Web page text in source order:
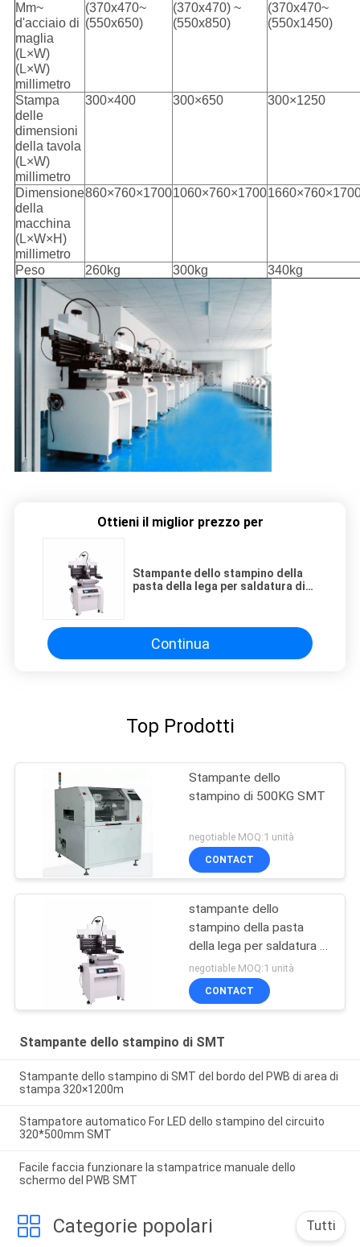
Mm~
d'acciaio di
maglia
(L×W)
(L×W)
millimetro
(370x470~
(550x650)
(370x470) ~
(550x850)
(370x470~
(550x1450)
Stampa
delle
dimensioni
della tavola
(L×W)
millimetro
300×400 300×650 300×1250
Dimensione
della
macchina
(L×W×H)
millimetro
860×760×17001060×760×1700
Peso 260kg 300kg 340kg
Ottieni il miglior prezzo per
Stampante dello stampino della
pasta della lega per saldatura di
Continua
Top Prodotti
Stampante dello
stampino di 500KG SMT
negotiable MOQ:1 unità
CONTACT
stampante dello
stampino della pasta
della lega per saldatura di
50*50mm
negotiable MOQ:1 unità
CONTACT
Stampante dello stampino di SMT
Stampante dello stampino di SMT del bordo del PWB di area di
stampa 320×1200m
Stampatore automatico For LED dello stampino del circuito
320*500mm SMT
Facile faccia funzionare la stampatrice manuale dello
schermo del PWB SMT
Categorie popolari Tutti